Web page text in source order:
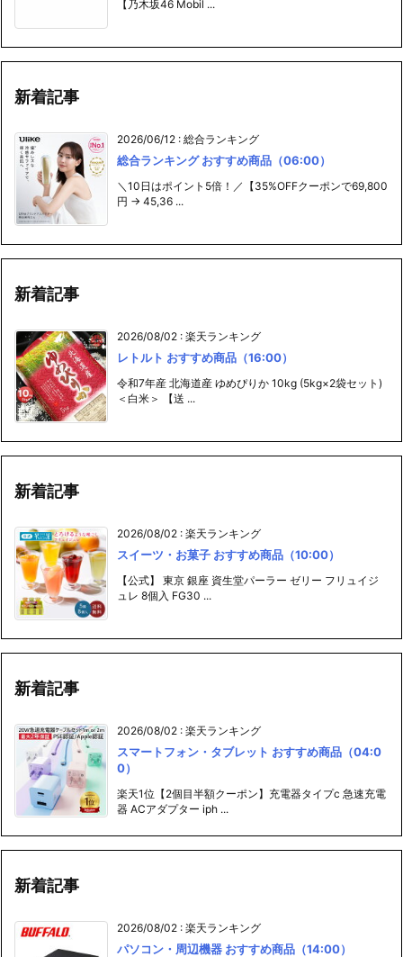
【乃木坂46 Mobil ...
新着記事
2026/06/12 : 総合ランキング
総合ランキング おすすめ商品（06:00）
＼10日はポイント5倍！／【35%OFFクーポンで69,800
円 → 45,36 ...
新着記事
2026/08/02 : 楽天ランキング
レトルト おすすめ商品（16:00）
令和7年産 北海道産 ゆめぴりか 10kg (5kg×2袋セット)
＜白米＞ 【送 ...
新着記事
2026/08/02 : 楽天ランキング
スイーツ・お菓子 おすすめ商品（10:00）
【公式】 東京 銀座 資生堂パーラー ゼリー フリュイジ
ュレ 8個入 FG30 ...
新着記事
2026/08/02 : 楽天ランキング
スマートフォン・タブレット おすすめ商品（04:0
0）
楽天1位【2個目半額クーポン】充電器タイプc 急速充電
器 ACアダプター iph ...
新着記事
2026/08/02 : 楽天ランキング
パソコン・周辺機器 おすすめ商品（14:00）